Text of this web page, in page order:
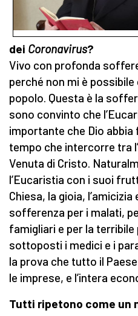
dei Coronavirus?
Vivo con profonda
perché non mi è
popolo. Questa è la
sono convinto che
importante che Dio abbia
tempo che intercorre tra
Venuta di Cristo.
l’Eucaristia con i suoi
Chiesa, la gioia, l’amicizia
sofferenza per i malati,
famigliari e per la
sottoposti i medici e i
la prova che tutto il
le imprese, e l’intera
Tutti ripetono come un